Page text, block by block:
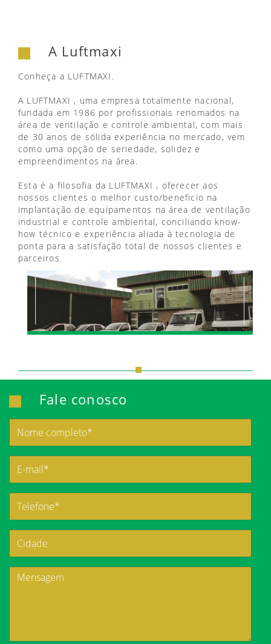
A Luftmaxi
Conheça a LUFTMAXI.
A LUFTMAXI , uma empresa totalmente nacional,
fundada em 1986 por profissionais renomados na
área de ventilação e controle ambiental, com mais
de 30 anos de sólida experiência no mercado, vem
como uma opção de seriedade, solidez e
empreendimentos na área.
Esta é a filosofia da LUFTMAXI , oferecer aos
nossos clientes o melhor custo/beneficio na
implantação de equipamentos na área de ventilação
industrial e controle ambiental, conciliando know-
how técnico e experiência aliada à tecnologia de
ponta para a satisfação total de nossos clientes e
parceiros.
Fale conosco